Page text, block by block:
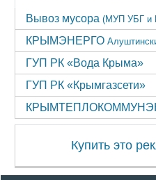
Вывоз мусора (МУП УБГ и
КРЫМЭНЕРГО
ГУП РК «Вода Крыма»
ГУП РК «Крымгазсети»
Купить это